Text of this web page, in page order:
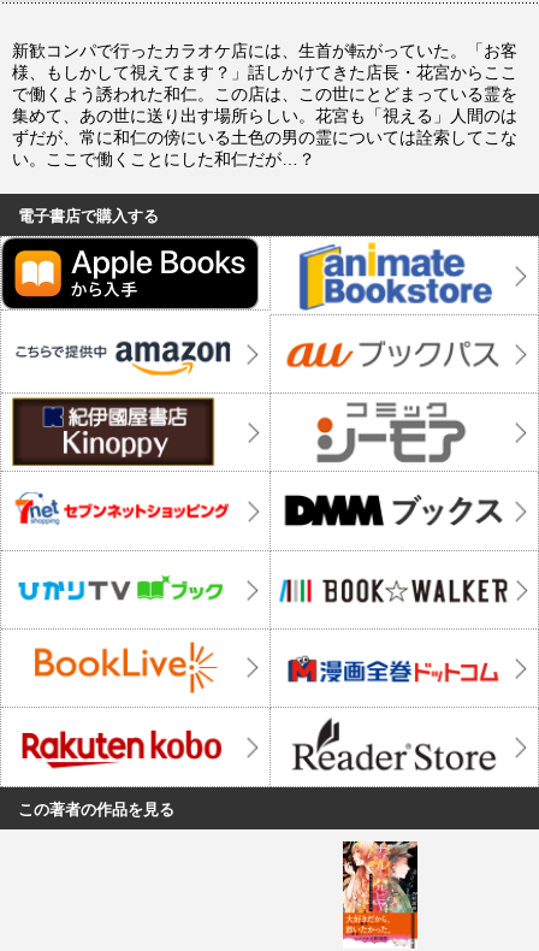
新歓コンパで行ったカラオケ店には、生首が転がっていた。「お客
様、もしかして視えてます？」話しかけてきた店長・花宮からここ
で働くよう誘われた和仁。この店は、この世にとどまっている霊を
集めて、あの世に送り出す場所らしい。花宮も「視える」人間のは
ずだが、常に和仁の傍にいる土色の男の霊については詮索してこな
い。ここで働くことにした和仁だが…？
電子書店で購入する
この著者の作品を見る